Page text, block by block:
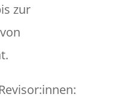
zur